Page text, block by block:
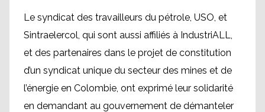
Le syndicat des travailleurs du pétrole, USO, et
Sintraelercol, qui sont aussi affiliés à IndustriALL,
et des partenaires dans le projet de constitution
d’un syndicat unique du secteur des mines et de
l’énergie en Colombie, ont exprimé leur solidarité
en demandant au gouvernement de démanteler